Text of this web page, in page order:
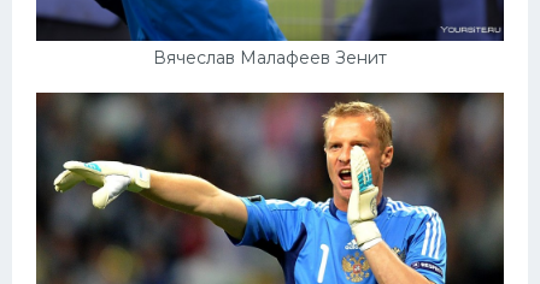
Вячеслав Малафеев Зенит